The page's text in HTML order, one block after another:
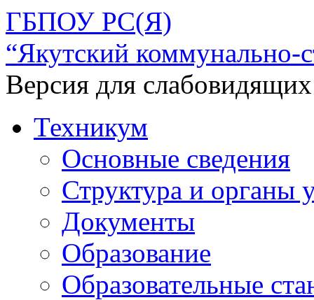
ГБПОУ РС(Я)
“Якутский коммунально-
Версия для слабовидящих
Техникум
Основные сведения
Структура и органы
Документы
Образование
Образовательные